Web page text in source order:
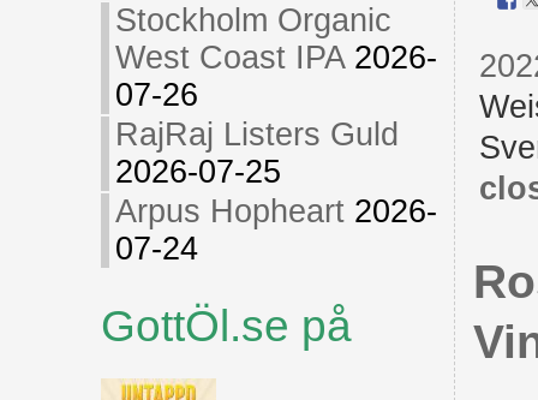
Stockholm Organic
West Coast IPA 2026-
07-26
RajRaj Listers Guld
2026-07-25
Arpus Hopheart 2026-
07-24
GottÖl.se på